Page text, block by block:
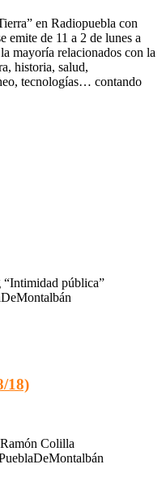
en Radiopuebla con
emite de 11 a 2 de lunes a
mayoría relacionados con la
historia, salud,
tecnologías… contando
pública”
18)
Colilla